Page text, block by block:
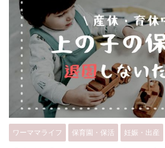
ワーママライフ 保育園・保活 妊娠・出産